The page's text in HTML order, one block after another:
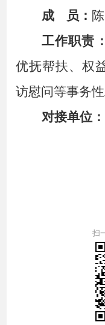
成
员： 陈
工作职责：
优抚帮扶、权
访慰问等事务性
对接单位：
扫